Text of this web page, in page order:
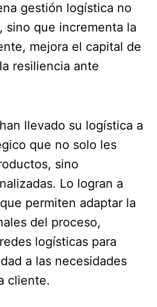
gestión logística no
sino que incrementa la
mejora el capital de
resiliencia ante
llevado su logística a
que no solo les
sino
Lo logran a
permiten adaptar la
del proceso,
logísticas para
a las necesidades
cliente.